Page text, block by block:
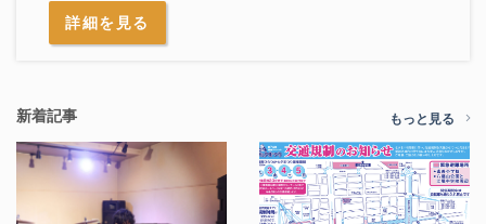
詳細を見る
新着記事 もっと見る